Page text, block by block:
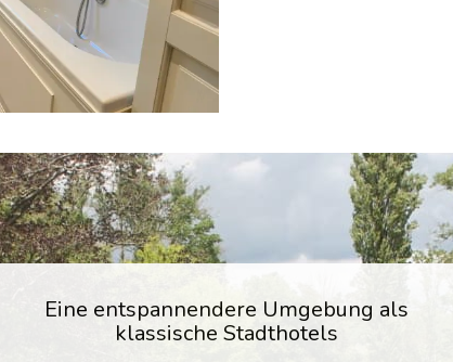
Eine entspannendere Umgebung als
klassische Stadthotels